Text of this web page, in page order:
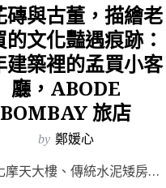
磚與古董，描繪老
的文化豔遇痕跡：
建築裡的孟買小客
廳，ABODE
BOMBAY 旅店
by 鄭媛心
現代化摩天大樓、傳統水泥矮房與華麗的歐式建築躋身在同一座城市，孟買作為印度的商業中心，從殖民時期就吸...